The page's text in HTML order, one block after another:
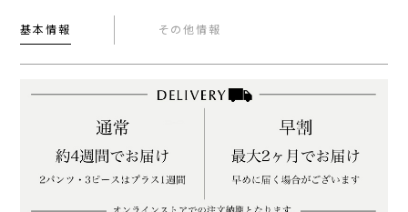
基本情報 その他情報